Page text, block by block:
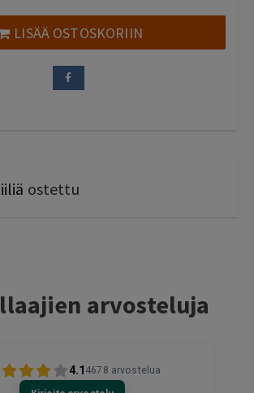
70,00 €.
39,00 €.
LISÄÄ OSTOSKORIIN
ostettu
arvosteluja
4.1 4678 arvostelua